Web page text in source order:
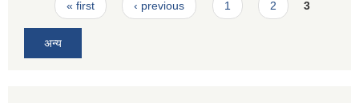
Pages
« first ‹ previous 1 2 3
अन्य